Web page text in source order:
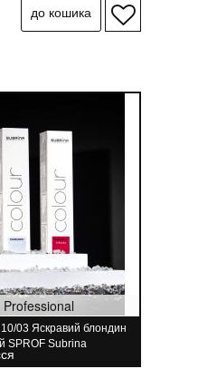
03 Яскравий блондин
SPROF Subrina